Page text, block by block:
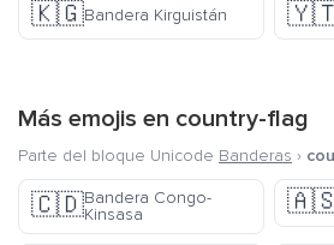
🇰🇬Bandera Kirguistán
Más emojis en country-flag
Parte del bloque Unicode Banderas ›
🇨🇩Bandera Congo-
Kinsasa